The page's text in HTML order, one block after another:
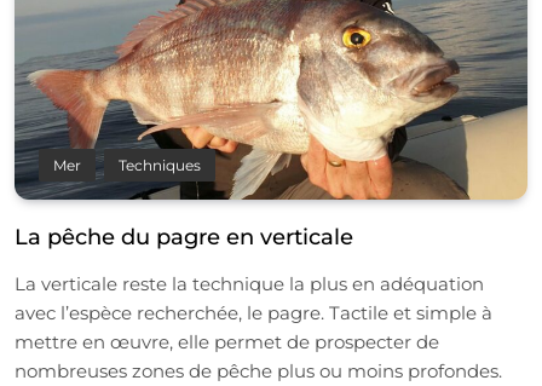
Mer Techniques
La pêche du pagre en verticale
La verticale reste la technique la plus en adéquation
avec l’espèce recherchée, le pagre. Tactile et simple à
mettre en œuvre, elle permet de prospecter de
nombreuses zones de pêche plus ou moins profondes.